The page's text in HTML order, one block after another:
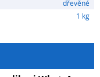
dřevěné
1 kg